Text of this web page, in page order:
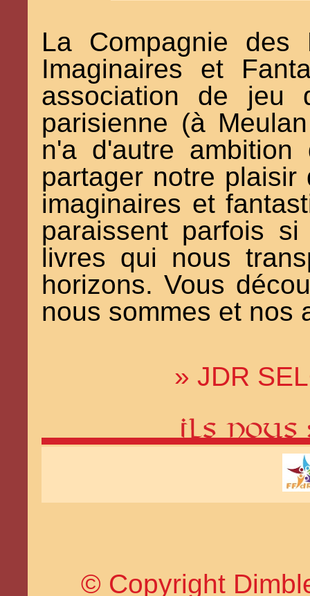
La Compagnie des
Imaginaires et
association de jeu
parisienne (à
n'a d'autre
partager notre
imaginaires et
paraissent parfois
livres qui nous
horizons. Vous
nous sommes et nos
» JDR
© Copyright